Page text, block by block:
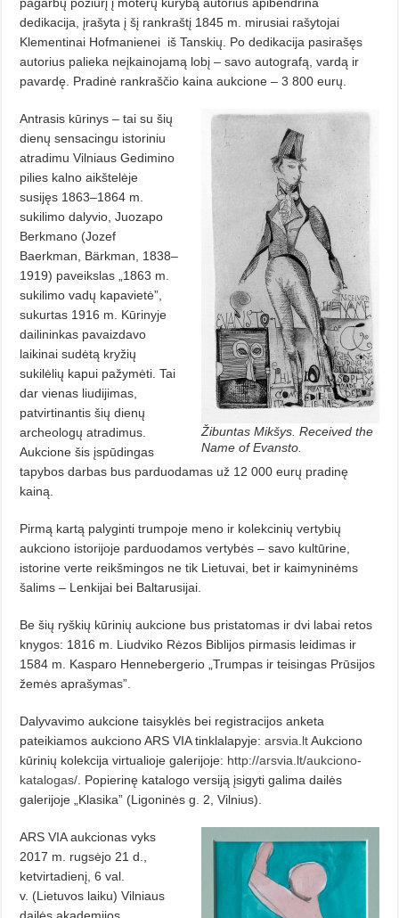
dedikacija, įrašyta į šį rankraštį 1845 m. mirusiai rašytojai
Klementinai Hofmanienei iš Tanskių. Po dedikacija pasirašęs
autorius palieka neįkainojamą lobį – savo autografą, vardą ir
pavardę. Pradinė rankraščio kaina aukcione – 3 800 eurų.
Žibuntas Mikšys. Received the
Name of Evansto.
Antrasis kūrinys – tai su šių
dienų sensacingu istoriniu
atradimu Vilniaus Gedimino
pilies kalno aikštelėje
susijęs 1863–1864 m.
sukilimo dalyvio, Juozapo
Berkmano (Jozef
Baerkman, Bärkman, 1838–
1919) paveikslas „1863 m.
sukilimo vadų kapavietė”,
sukurtas 1916 m. Kūrinyje
dailininkas pavaizdavo
laikinai sudėtą kryžių
sukilėlių kapui pažymėti. Tai
dar vienas liudijimas,
patvirtinantis šių dienų
archeologų atradimus.
Aukcione šis įspūdingas
tapybos darbas bus parduodamas už 12 000 eurų pradinę
kainą.
Pirmą kartą palyginti trumpoje meno ir kolekcinių vertybių
aukciono istorijoje parduodamos vertybės – savo kultūrine,
istorine verte reikšmingos ne tik Lietuvai, bet ir kaimyninėms
šalims – Lenkijai bei Baltarusijai.
Be šių ryškių kūrinių aukcione bus pristatomas ir dvi labai retos
knygos: 1816 m. Liudviko Rėzos Biblijos pirmasis leidimas ir
1584 m. Kasparo Hennebergerio „Trumpas ir teisingas Prūsijos
žemės aprašymas”.
Dalyvavimo aukcione taisyklės bei registracijos anketa
pateikiamos aukciono ARS VIA tinklalapyje:arsvia.ltAukciono
kūrinių kolekcija virtualioje galerijoje: http://arsvia.lt/aukciono-
katalogas/ . Popierinę katalogo versiją įsigyti galima dailės
galerijoje „Klasika” (Ligoninės g. 2, Vilnius).
ARS VIA aukcionas vyks
2017 m. rugsėjo 21 d.,
ketvirtadienį, 6 val.
v. (Lietuvos laiku) Vilniaus
dailės akademijos